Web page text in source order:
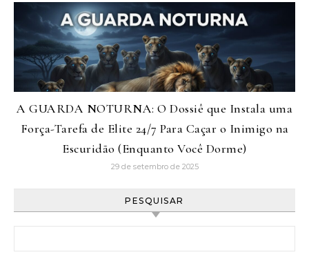
A GUARDA NOTURNA: O Dossiê que Instala uma
Força-Tarefa de Elite 24/7 Para Caçar o Inimigo na
Escuridão (Enquanto Você Dorme)
29 de setembro de 2025
PESQUISAR